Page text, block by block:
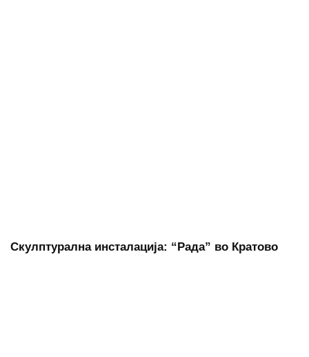
Скулптурална инсталација: “Рада” во Кратово